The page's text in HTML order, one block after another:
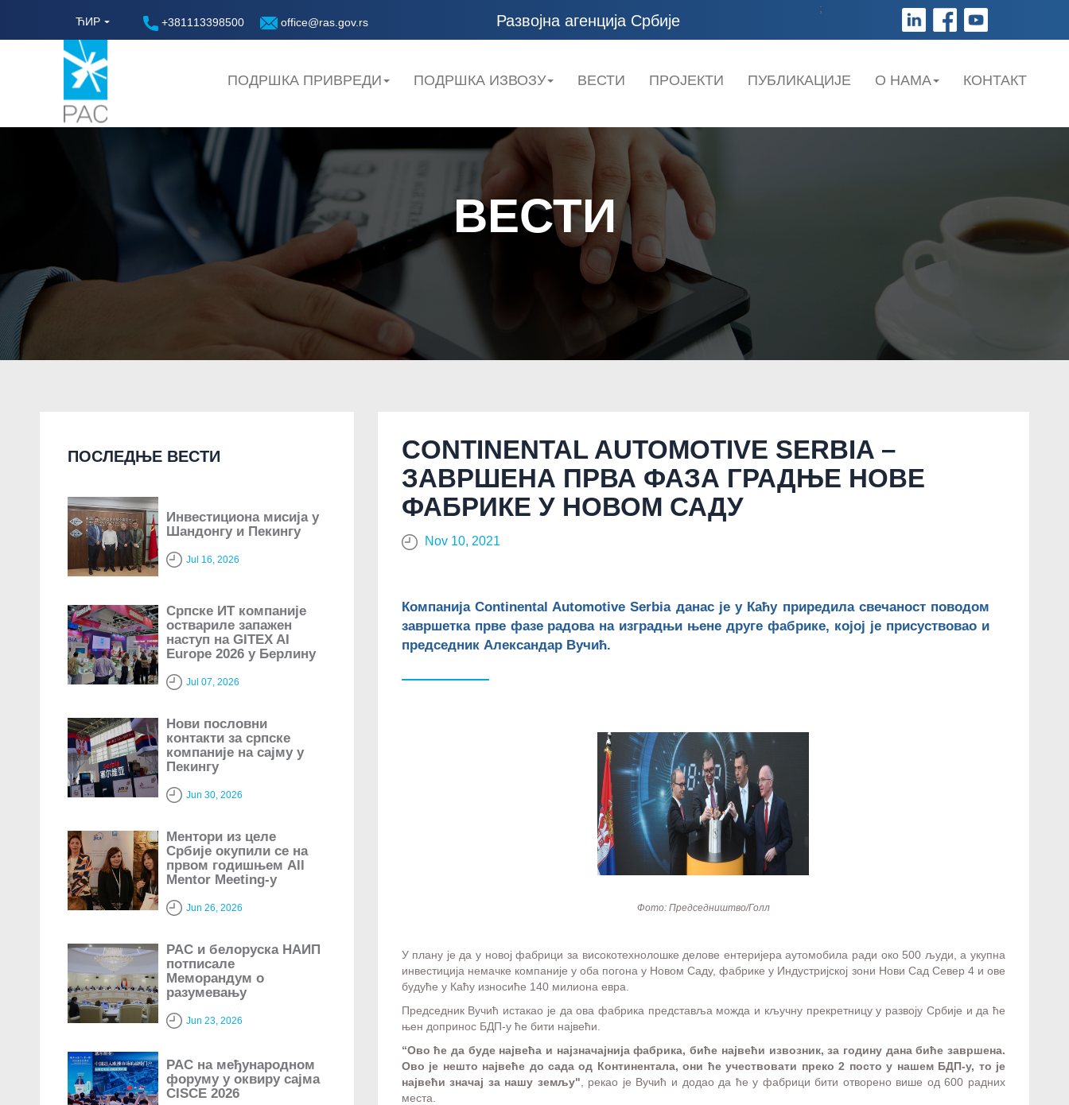
ЋИР +381113398500 office@ras.gov.rs Развојна агенција Србије
;
ПОДРШКА ПРИВРЕДИ ПОДРШКА ИЗВОЗУ ВЕСТИ ПРОЈЕКТИ ПУБЛИКАЦИЈЕ О НАМА КОНТАКТ
ВЕСТИ
ПОСЛЕДЊЕ ВЕСТИ
Инвестициона мисија у
Шандонгу и Пекингу
Jul 16, 2026
Српске ИТ компаније
оствариле запажен
наступ на GITEX AI
Europe 2026 у Берлину
Jul 07, 2026
Нови пословни
контакти за српске
компаније на сајму у
Пекингу
Jun 30, 2026
Ментори из целе
Србије окупили се на
првом годишњем All
Mentor Meeting-у
Jun 26, 2026
РАС и белоруска НАИП
потписале
Меморандум о
разумевању
Jun 23, 2026
РАС на међународном
форуму у оквиру сајма
CISCE 2026
CONTINENTAL AUTOMOTIVE SERBIA –
ЗАВРШЕНА ПРВА ФАЗА ГРАДЊЕ НОВЕ
ФАБРИКЕ У НОВОМ САДУ
Nov 10, 2021
Компанија Continental Autоmotive Serbia данас је у Каћу приредила свечаност поводом
завршетка прве фазе радова на изградњи њене друге фабрике, којој је присуствовао и
председник Александар Вучић.
Фото: Председништво/Голл
У плану је да у новој фабрици за високотехнолошке делове ентеријера аутомобила ради око 500 људи, а укупна
инвестиција немачке компаније у оба погона у Новом Саду, фабрике у Индустријској зони Нови Сад Север 4 и ове
будуће у Каћу износиће 140 милиона евра.
Председник Вучић истакао је да ова фабрика представља можда и кључну прекретницу у развоју Србије и да ће
њен допринос БДП-у ће бити највећи.
“Ово ће да буде највећа и најзначајнија фабрика, биће највећи извозник, за годину дана биће завршена.
Ово је нешто највеће до сада од Континентала, они ће учествовати преко 2 посто у нашем БДП-у, то је
највећи значај за нашу земљу" , рекао је Вучић и додао да ће у фабрици бити отворено више од 600 радних
места.